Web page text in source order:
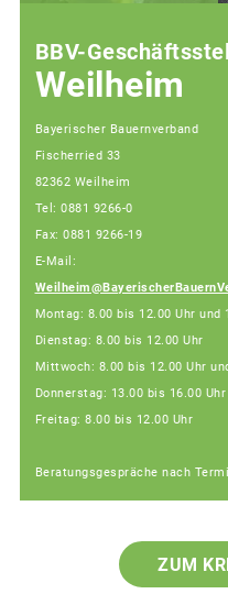
BBV-
Weilheim
Bayerischer Bauernverband
Fischerried 33
82362 Weilheim
Tel: 0881 9266-0
Fax: 0881 9266-19
E-Mail:
Montag: 8.00 bis 12.00 Uhr und
Dienstag: 8.00 bis 12.00 Uhr
Mittwoch: 8.00 bis 12.00 Uhr
Donnerstag: 13.00 bis 16.00 Uhr
Freitag: 8.00 bis 12.00 Uhr
Beratungsgespräche nach
ZUM